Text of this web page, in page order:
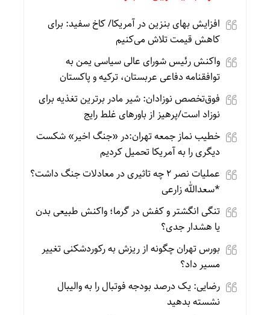
افزایش بهای بنزین در آمریکا/ کاخ سفید: برای
کاهش قیمت تلاش می‌کنیم
واکنش رئیس شورای عالی سیاسی یمن به
توافقنامه دفاعی عربستان، ترکیه و پاکستان
فوق‌تخصص نوزادان: شیر مادر برترین تغذیه برای
نوزاد است/پرهیز از باورهای غلط رایج
خطیب نماز جمعه تهران:در «جنگ اخیر» شکست
دیگری را به آمریکا تحمیل کردیم
عملیات نصر ۲ چه تاثیری در معادلات جنگ داشت؟
*سعدالله زارعی
تنگی انگشتر و کفش در گرما؛ واکنش طبیعی بدن
یا هشدار جدی؟
بورس تهران چگونه از ریزش به رکوردشکنی تغییر
مسیر داد؟
رضایی: یک درصد بودجه فوتبال را به والیبال
نشسته بدهید